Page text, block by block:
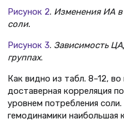
Рисунок 2. Изменения ИА в
соли.
Рисунок 3. Зависимость
группах.
Как видно из табл. 8–12, во
доставерная корреляция
уровнем потребления
гемодинамики наибольшая